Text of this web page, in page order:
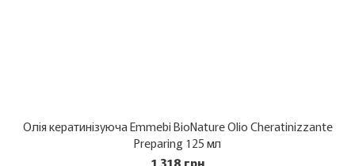
Олія кератинізуюча Emmebi BioNature Olio Cheratinizzante
Preparing 125 мл
1 318 грн